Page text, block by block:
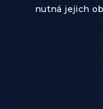
nutná jejich